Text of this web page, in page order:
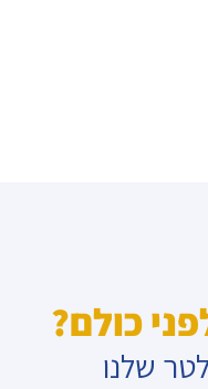
כולם?
שלנו